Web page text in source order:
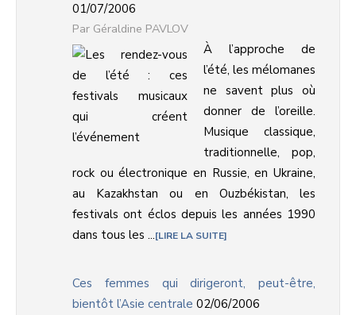
01/07/2006
Géraldine PAVLOV
À l’approche de
l’été, les mélomanes
ne savent plus où
donner de l’oreille.
Musique classique,
traditionnelle, pop,
rock ou électronique en Russie, en Ukraine,
au Kazakhstan ou en Ouzbékistan, les
festivals ont éclos depuis les années 1990
dans tous les ... LIRE LA SUITE
Ces femmes qui dirigeront, peut-être,
bientôt l’Asie centrale 02/06/2006